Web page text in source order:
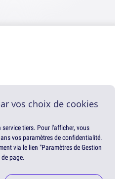
vos choix de cookies
tiers. Pour l'afficher, vous
vos paramètres de confidentialité.
via le lien "Paramètres de Gestion
page.